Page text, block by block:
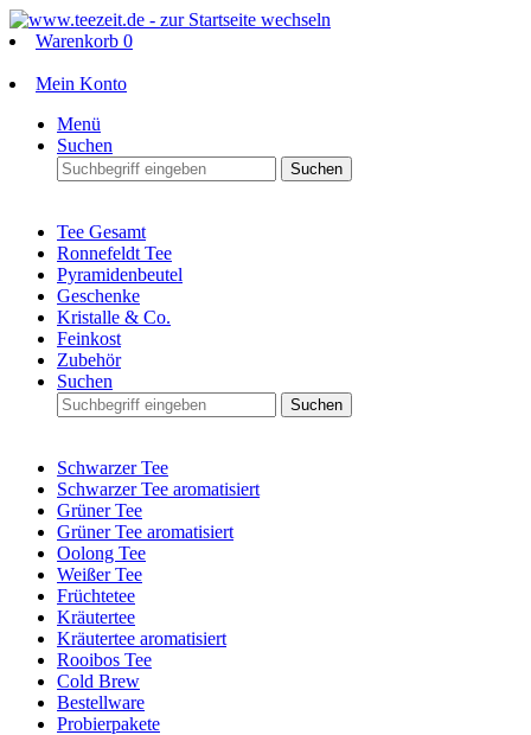
Warenkorb 0
Mein Konto
Menü
Suchen
Suchen
Tee Gesamt
Ronnefeldt Tee
Pyramidenbeutel
Geschenke
Kristalle & Co.
Feinkost
Zubehör
Suchen
Suchen
Schwarzer Tee
Schwarzer Tee aromatisiert
Grüner Tee
Grüner Tee aromatisiert
Oolong Tee
Weißer Tee
Früchtetee
Kräutertee
Kräutertee aromatisiert
Rooibos Tee
Cold Brew
Bestellware
Probierpakete